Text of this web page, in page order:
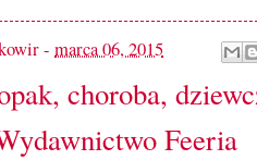
- marca 06, 2015
, choroba,
Feeria